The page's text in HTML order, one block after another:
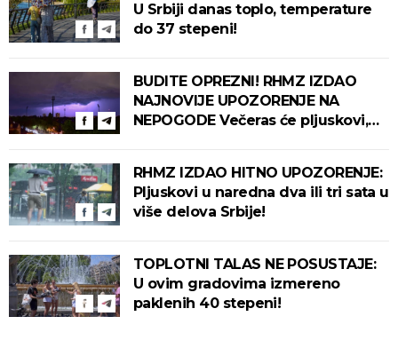
U Srbiji danas toplo, temperature
do 37 stepeni!
BUDITE OPREZNI! RHMZ IZDAO
NAJNOVIJE UPOZORENJE NA
NEPOGODE Večeras će pljuskovi,
RHMZ IZDAO HITNO UPOZORENJE:
Pljuskovi u naredna dva ili tri sata u
više delova Srbije!
TOPLOTNI TALAS NE POSUSTAJE:
U ovim gradovima izmereno
paklenih 40 stepeni!